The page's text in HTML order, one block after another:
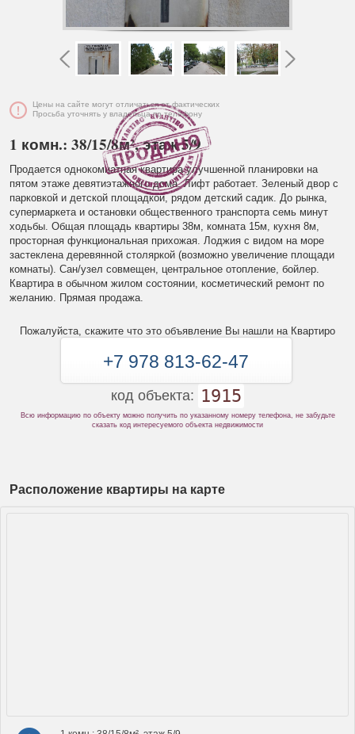
Цены на сайте могут отличаться от фактических
Просьба уточнять у владельца по телефону
1 комн.: 38/15/8м², этаж 5/9
Продается однокомнатная квартира улучшенной планировки на
пятом этаже девятиэтажного дома. Лифт работает. Зеленый двор с
парковкой и детской площадкой, рядом детский садик. До рынка,
супермаркета и остановки общественного транспорта семь минут
ходьбы. Общая площадь квартиры 38м, комната 15м, кухня 8м,
просторная функциональная прихожая. Лоджия с видом на море
застеклена деревянной столяркой (возможно увеличение площади
комнаты). Сан/узел совмещен, центральное отопление, бойлер.
Квартира в обычном жилом состоянии, косметический ремонт по
желанию. Прямая продажа.
Пожалуйста, скажите что это объявление Вы нашли на Квартиро
+7 978 813-62-47
код объекта: 1915
Всю информацию по объекту можно получить по указанному номеру телефона, не забудьте
сказать код интересуемого объекта недвижимости
Расположение квартиры на карте